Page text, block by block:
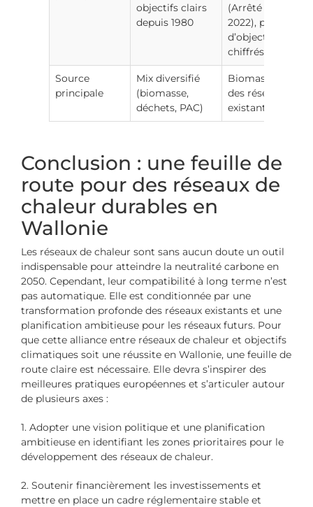
objectifs clairs
depuis 1980
(Arrêté de
2022), pas
d’objectifs
chiffrés
Source
principale
Mix diversifié
(biomasse,
déchets, PAC)
Biomasse (85%
des réseaux
existants)
Conclusion : une feuille de
route pour des réseaux de
chaleur durables en
Wallonie
Les réseaux de chaleur sont sans aucun doute un outil
indispensable pour atteindre la neutralité carbone en
2050. Cependant, leur compatibilité à long terme n’est
pas automatique. Elle est conditionnée par une
transformation profonde des réseaux existants et une
planification ambitieuse pour les réseaux futurs. Pour
que cette alliance entre réseaux de chaleur et objectifs
climatiques soit une réussite en Wallonie, une feuille de
route claire est nécessaire. Elle devra s’inspirer des
meilleures pratiques européennes et s’articuler autour
de plusieurs axes :
1. Adopter une vision politique et une planification
ambitieuse en identifiant les zones prioritaires pour le
développement des réseaux de chaleur.
2. Soutenir financièrement les investissements et
mettre en place un cadre réglementaire stable et